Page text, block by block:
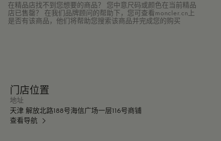
在精品店找不到您想要的商品？ 您中意尺码或颜色在当前精品
店已售罄？ 在我们品牌顾问的帮助下，您可查看moncler.cn上
是否有该商品，他们将帮助您搜索该商品并完成您的购买
门店位置
地址
天津 解放北路188号海信广场一层116号商铺
查看导航